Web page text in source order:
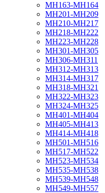
МН163-МН164
МН201-МН209
МН210-МН217
МН218-МН222
МН223-МН228
МН301-МН305
МН306-МН311
МН312-МН313
МН314-МН317
МН318-МН321
МН322-МН323
МН324-МН325
МН401-МН404
МН405-МН413
МН414-МН418
МН501-МН516
МН517-МН522
МН523-МН534
МН535-МН538
МН539-МН548
МН549-МН557